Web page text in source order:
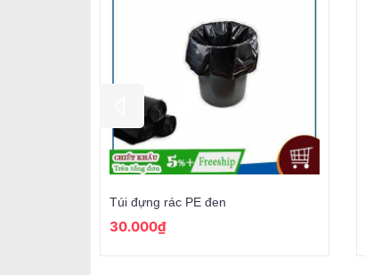
Túi đựng rác PE đen
30.000₫